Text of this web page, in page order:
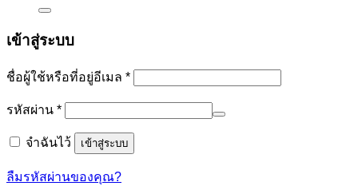
เข้าสู่ระบบ
ชื่อผู้ใช้หรือที่อยู่อีเมล *ต้องการ
รหัสผ่าน *ต้องการ
จำฉันไว้ เข้าสู่ระบบ
ลืมรหัสผ่านของคุณ?